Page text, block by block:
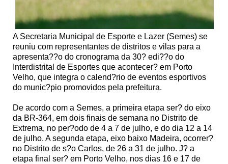
A Secretaria Municipal de Esporte e Lazer (Semes) se
reuniu com representantes de distritos e vilas para a
apresenta??o do cronograma da 30? edi??o do
Interdistrital de Esportes que acontecer? em Porto
Velho, que integra o calend?rio de eventos esportivos
do munic?pio promovidos pela prefeitura.
De acordo com a Semes, a primeira etapa ser? do eixo
da BR-364, em dois finais de semana no Distrito de
Extrema, no per?odo de 4 a 7 de julho, e do dia 12 a 14
de julho. A segunda etapa, eixo baixo Madeira, ocorrer?
no Distrito de s?o Carlos, de 26 a 31 de julho. J? a
etapa final ser? em Porto Velho, nos dias 16 e 17 de